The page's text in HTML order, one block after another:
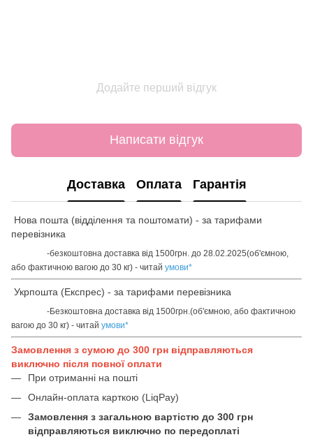
Додайте перший відгук
Написати відгук
Доставка Оплата Гарантія
Нова пошта (відділення та поштомати) - за тарифами
перевізника
-безкоштовна доставка від 1500грн. до 28.02.2025(об'ємною,
або фактичною вагою до 30 кг) - читай умови*
Укрпошта (Експрес) - за тарифами перевізника
-Безкоштовна доставка від 1500грн.(об'ємною, або фактичною
вагою до 30 кг) - читай умови*
Замовлення з сумою до 300 грн відправляються
виключно після повної оплати
При отриманні на пошті
Онлайн-оплата карткою (LiqPay)
Замовлення з загальною вартістю до 300 грн
відправляються виключно по передоплаті